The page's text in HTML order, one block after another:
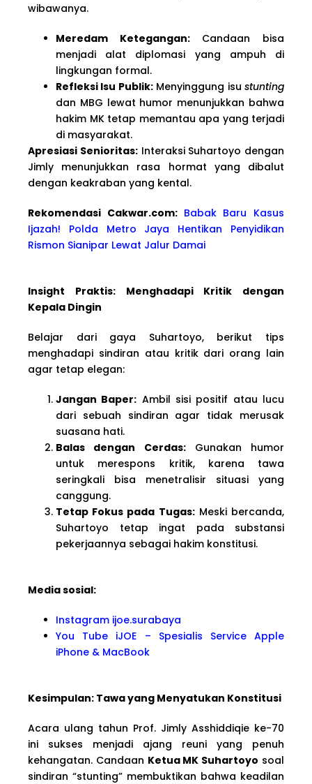
wibawanya.
Meredam Ketegangan:Candaan bisa
menjadi alat diplomasi yang ampuh di
lingkungan formal.
Refleksi Isu Publik:Menyinggung isustunting
dan MBG lewat humor menunjukkan bahwa
hakim MK tetap memantau apa yang terjadi
di masyarakat.
Apresiasi Senioritas:Interaksi Suhartoyo dengan
Jimly menunjukkan rasa hormat yang dibalut
dengan keakraban yang kental.
Rekomendasi Cakwar.com: Babak Baru Kasus
Ijazah! Polda Metro Jaya Hentikan Penyidikan
Rismon Sianipar Lewat Jalur Damai
Insight Praktis: Menghadapi Kritik dengan
Kepala Dingin
Belajar dari gaya Suhartoyo, berikut tips
menghadapi sindiran atau kritik dari orang lain
agar tetap elegan:
Jangan Baper: Ambil sisi positif atau lucu
dari sebuah sindiran agar tidak merusak
suasana hati.
Balas dengan Cerdas:Gunakan humor
untuk merespons kritik, karena tawa
seringkali bisa menetralisir situasi yang
canggung.
Tetap Fokus pada Tugas:Meski bercanda,
Suhartoyo tetap ingat pada substansi
pekerjaannya sebagai hakim konstitusi.
Media sosial:
Instagram ijoe.surabaya
You Tube iJOE – Spesialis Service Apple
iPhone & MacBook
Kesimpulan: Tawa yang Menyatukan Konstitusi
Acara ulang tahun Prof. Jimly Asshiddiqie ke-70
ini sukses menjadi ajang reuni yang penuh
kehangatan. Candaan Ketua MK Suhartoyo soal
sindiran “stunting” membuktikan bahwa keadilan